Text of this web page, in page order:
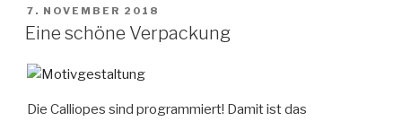
VERÖFFENTLICHT
AM
7. NOVEMBER 2018
Eine schöne Verpackung
Die Calliopes sind programmiert! Damit ist das